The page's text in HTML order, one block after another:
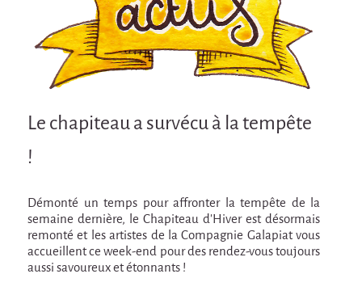
Attraction Capillaire
BLANC
Courbatures
La Brise de la Pastille
L'essaim - Projet participatif autour de la
Brise de la Pastille
Mad in Finland
Le chapiteau a survécu à la tempête
!
Démonté un temps pour affronter la tempête de la
semaine dernière, le Chapiteau d’Hiver est désormais
remonté et les artistes de la Compagnie Galapiat vous
accueillent ce week-end pour des rendez-vous toujours
aussi savoureux et étonnants !